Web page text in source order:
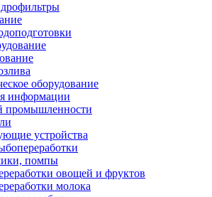
оборудование
информации
промышленности
устройства
помпы
овощей и фруктов
молока